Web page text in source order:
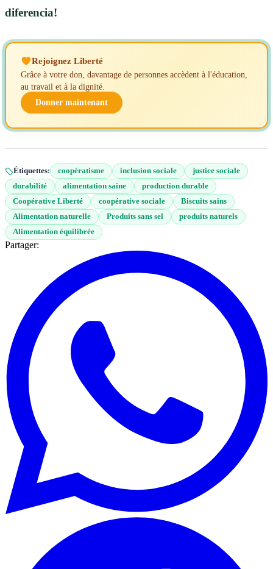
diferencia!
Rejoignez Liberté
Grâce à votre don, davantage de personnes accèdent à l'éducation,
au travail et à la dignité.
Donner maintenant
Étiquettes: coopératisme inclusion sociale
justice sociale
durabilité
alimentation saine
production durable
Coopérative Liberté
coopérative sociale
Biscuits sains
Alimentation naturelle
Produits sans sel
produits naturels
Alimentation équilibrée
Partager: